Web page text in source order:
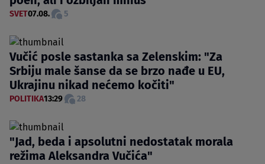
SVET07.08. 5
Vučić posle sastanka sa Zelenskim: "Za
Srbiju male šanse da se brzo nađe u EU,
Ukrajinu nikad nećemo kočiti"
POLITIKA13:29 28
"Jad, beda i apsolutni nedostatak morala
režima Aleksandra Vučića"